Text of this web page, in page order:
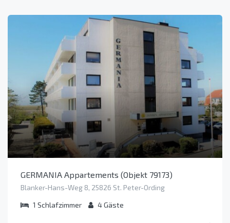
GERMANIA Appartements (Objekt 79173)
Blanker-Hans-Weg 8, 25826 St. Peter-Ording
1 Schlafzimmer 4Gäste